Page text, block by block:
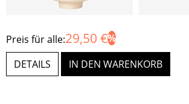
Preis für alle:29,50 €
DETAILS IN DEN WARENKORB